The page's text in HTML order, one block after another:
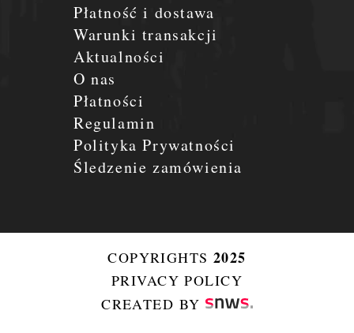
Płatność i dostawa
Warunki transakcji
Aktualności
O nas
Płatności
Regulamin
Polityka Prywatności
Śledzenie zamówienia
COPYRIGHTS 2025
PRIVACY POLICY
CREATED BY